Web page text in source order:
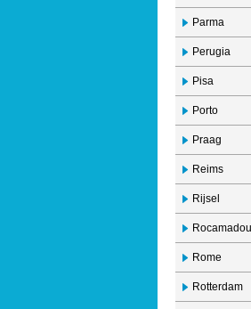
Parma
Perugia
Pisa
Porto
Praag
Reims
Rijsel
Rome
Rotterdam